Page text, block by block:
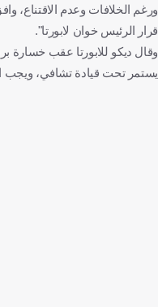
ورغم الخلافات وعدم الاقتناع،
قرار الرئيس خوان لابورتا".
وقال ديكو للابورتا عقب خسارة
يستمر تحت قيادة تشافي، ويجب